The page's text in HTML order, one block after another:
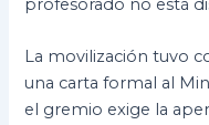
profesorado no está
La movilización tuvo
una carta formal al
el gremio exige la